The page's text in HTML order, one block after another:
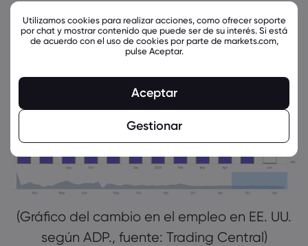
podrían contribuir a una previsión más
optimista. Este dato se publicará el 2 de julio
a las 12:15 GMT.
(Gráfico del cambio en el empleo en EE. UU.
según ADP., fuente: Trading Central)
Utilizamos cookies para realizar acciones, como ofrecer soporte
por chat y mostrar contenido que puede ser de su interés. Si está
de acuerdo con el uso de cookies por parte de markets.com,
pulse Aceptar.
Aceptar
Gestionar